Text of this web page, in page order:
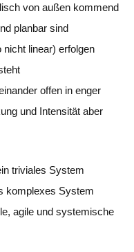
von außen kommend
planbar sind
linear) erfolgen
offen in enger
und Intensität aber
triviales System
komplexes System
agile und systemische